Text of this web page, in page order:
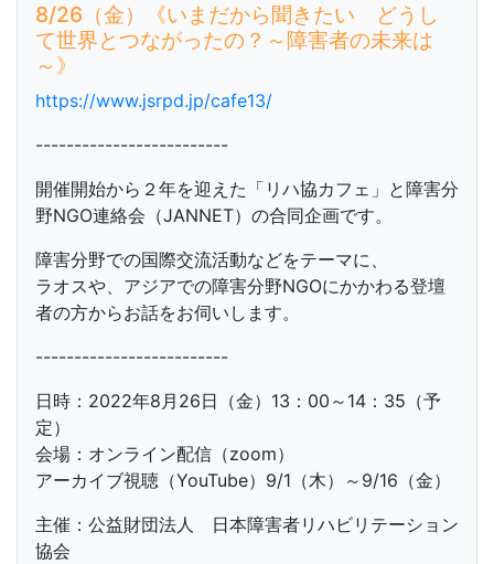
8/26（金）《いまだから聞きたい どうし
て世界とつながったの？～障害者の未来は
～》
https://www.jsrpd.jp/cafe13/
-------------------------
開催開始から２年を迎えた「リハ協カフェ」と障害分
野NGO連絡会（JANNET）の合同企画です。
障害分野での国際交流活動などをテーマに、
ラオスや、アジアでの障害分野NGOにかかわる登壇
者の方からお話をお伺いします。
-------------------------
日時：2022年8月26日（金）13：00～14：35（予
定）
会場：オンライン配信（zoom）
アーカイブ視聴（YouTube）9/1（木）～9/16（金）
主催：公益財団法人 日本障害者リハビリテーション
協会